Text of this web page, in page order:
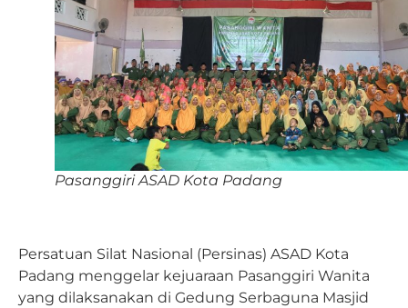
Pasanggiri ASAD Kota Padang
Persatuan Silat Nasional (Persinas) ASAD Kota
Padang menggelar kejuaraan Pasanggiri Wanita
yang dilaksanakan di Gedung Serbaguna Masjid